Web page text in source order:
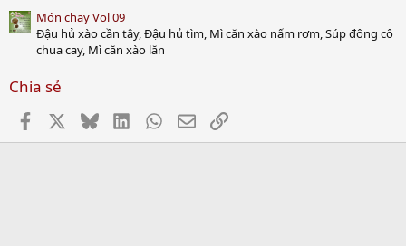
Món chay Vol 09
Đậu hủ xào cần tây, Đậu hủ tìm, Mì căn xào nấm rơm, Súp đông cô
chua cay, Mì căn xào lăn
Chia sẻ
Facebook BlueskyLinkedInWhatsApp
EmailLink